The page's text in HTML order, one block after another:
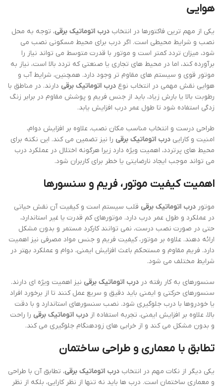
هوایی
یکی از مهم ترین فاکتورها در انتخاب درب اتوماتیک برقی، توجه به محل
نصب و شرایط محیطی است. اگر درب برای محیط مسکونی نصب می
شود، میزان تردد کمتر است و موتور با قدرت متوسط می تواند نیاز را
برآورده کند، اما در محیط های تجاری یا صنعتی که تردد بالا است، نیاز به
موتور قوی و سیستم های مقاوم تر وجود دارد. همچنین، شرایط آب و
هوایی نقش مهمی در انتخاب نوع درب اتوماتیک برقی دارند. در مناطق با
رطوبت بالا یا بارش زیاد، باید از جنس فریم و پوشش مقاوم در برابر زنگ
زدگی استفاده شود تا طول عمر درب افزایش یابد.
طراحی درست و انتخاب مناسب مکان نصب، علاوه بر افزایش دوام،
امنیت و کارایی درب اتوماتیک برقی را نیز تضمین می کند. این نکته برای
محیط های پرتردد، اهمیت ویژه دارد زیرا هرگونه اختلال در عملکرد درب
می تواند موجب ایجاد نارضایتی یا خطر برای کاربران شود.
اهمیت کیفیت موتور، فریم و سنسورها
موتور درب اتوماتیک برقی قلب سیستم است و کیفیت آن نقش حیاتی
در عملکرد و طول عمر درب دارد. موتورهای کم قدرت یا غیر استاندارد،
حتی در صورت نصب درست، نمی توانند کارکرد مستمر و بدون مشکل
ارائه دهند. علاوه بر موتور، کیفیت فریم و جنس مواد مصرفی نیز اهمیت
دارد. فریم مقاوم و مستحکم باعث افزایش ایمنی، دوام و عملکرد بهتر در
شرایط مختلف می شود.
سنسورهای به کار رفته در درب اتوماتیک برقی نیز اهمیت ویژه ای دارند.
سنسورهای حرکتی و ایمنی باید دقیق و سریع عمل کنند تا از برخورد افراد
یا خودروها با درب جلوگیری شود. نصب سنسورهای استاندارد و با دقت
بالا، علاوه بر افزایش ایمنی، تجربه استفاده از درب اتوماتیک برقی را راحت
و بدون مشکل می کند و از خرابی های زودهنگام جلوگیری می کند.
تطابق با معماری و طراحی ساختمان
یکی دیگر از نکات مهم در انتخاب درب اتوماتیک برقی، تطابق آن با طراحی
و معماری ساختمان است. درب ها باید نه تنها از نظر کارایی، بلکه از نظر